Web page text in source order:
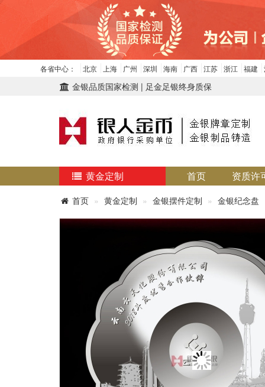
各省中心： 北京 上海 广州 深圳 海南 广西 江苏 浙江 福建
金银品质国家检测 | 足金足银终身质保
黄金定制 首页 资质许
首页 黄金定制 金银摆件定制 金银纪念盘